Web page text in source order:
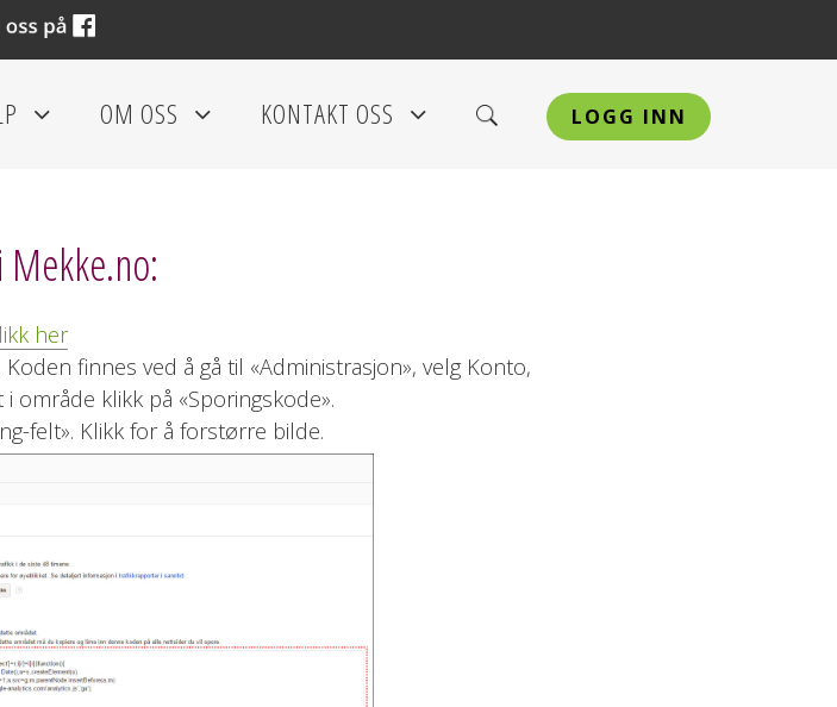
OM OSS KONTAKT OSS LOGG INN
Mekke.no:
her
finnes ved å gå til «Administrasjon», velg Konto,
område klikk på «Sporingskode».
felt». Klikk for å forstørre bilde.